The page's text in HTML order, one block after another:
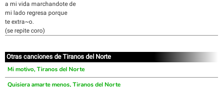
a mi vida marchandote de
mi lado regresa porque
te extra~o.
(se repite coro)
Otras canciones de Tiranos del Norte
Mi motivo, Tiranos del Norte
Quisiera amarte menos, Tiranos del Norte